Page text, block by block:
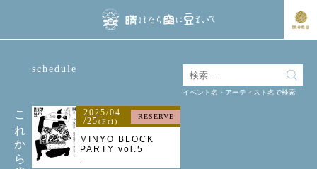
これからの予定
schedule
2025/04
/25(Fri)
RESERVE
MINYO BLOCK
PARTY vol.5
イベント名・アーティスト名で検索